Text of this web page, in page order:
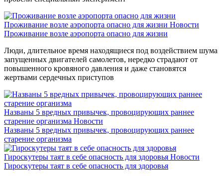
Проживание возле аэропорта опасно для жизни Новости
Проживание возле аэропорта опасно для жизни
Люди, длительное время находящиеся под воздействием шума
запущенных двигателей самолетов, нередко страдают от
повышенного кровяного давления и даже становятся
жертвами сердечных приступов
Названы 5 вредных привычек, провоцирующих раннее
старение организма Новости
Названы 5 вредных привычек, провоцирующих раннее
старение организма
Гироскутеры таят в себе опасность для здоровья Новости
Гироскутеры таят в себе опасность для здоровья